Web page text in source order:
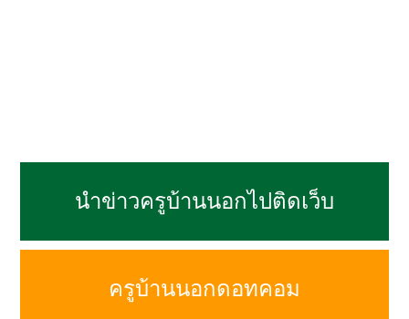
นำข่าวครูบ้านนอกไปติดเว็บ
ครูบ้านนอกดอทคอม